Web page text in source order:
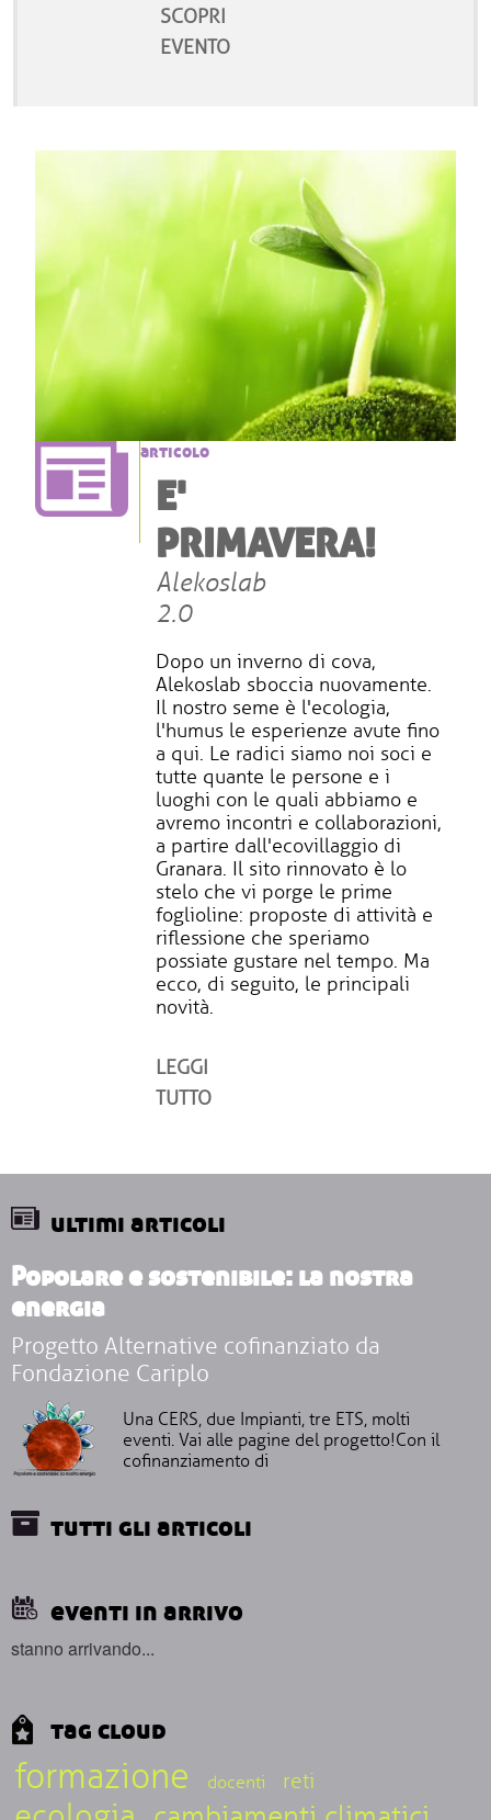
SCOPRI
EVENTO
articolo
E'
PRIMAVERA!
Alekoslab
2.0
Dopo un inverno di cova,
Alekoslab sboccia nuovamente.
Il nostro seme è l'ecologia,
l'humus le esperienze avute fino
a qui. Le radici siamo noi soci e
tutte quante le persone e i
luoghi con le quali abbiamo e
avremo incontri e collaborazioni,
a partire dall'ecovillaggio di
Granara. Il sito rinnovato è lo
stelo che vi porge le prime
foglioline: proposte di attività e
riflessione che speriamo
possiate gustare nel tempo. Ma
ecco, di seguito, le principali
novità.
LEGGI
TUTTO
ultimi articoli
Popolare e sostenibile: la nostra
energia
Progetto Alternative cofinanziato da
Fondazione Cariplo
Una CERS, due Impianti, tre ETS, molti
eventi. Vai alle pagine del progetto!Con il
cofinanziamento di
tutti gli articoli
eventi in arrivo
stanno arrivando...
tag cloud
formazione docenti reti